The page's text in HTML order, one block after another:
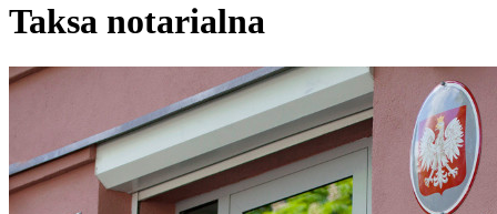
Taksa notarialna